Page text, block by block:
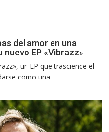
del amor en una
nuevo EP «Vibrazz»
un EP que trasciende el
como una...